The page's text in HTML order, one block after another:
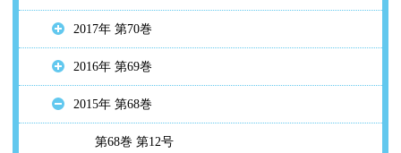
2017年 第70巻
2016年 第69巻
2015年 第68巻
第68巻 第12号